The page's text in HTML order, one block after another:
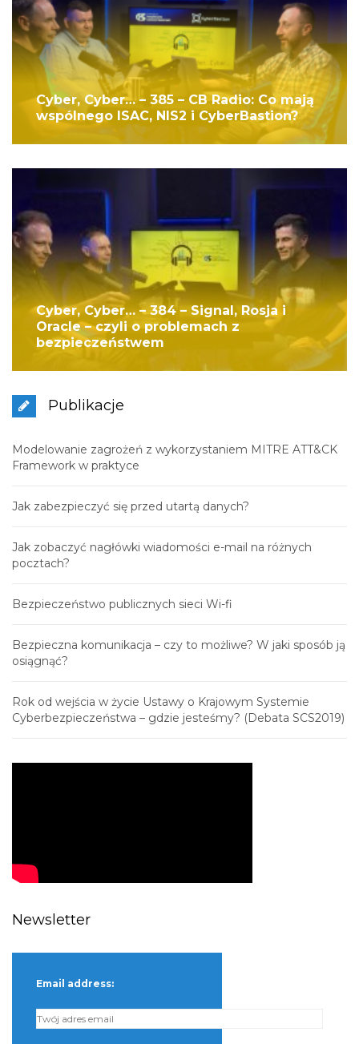
Cyber, Cyber… – 385 – CB Radio: Co mają
wspólnego ISAC, NIS2 i CyberBastion?
Cyber, Cyber… – 384 – Signal, Rosja i
Oracle – czyli o problemach z
bezpieczeństwem
Publikacje
Modelowanie zagrożeń z wykorzystaniem MITRE ATT&CK
Framework w praktyce
Jak zabezpieczyć się przed utartą danych?
Jak zobaczyć nagłówki wiadomości e-mail na różnych
pocztach?
Bezpieczeństwo publicznych sieci Wi-fi
Bezpieczna komunikacja – czy to możliwe? W jaki sposób ją
osiągnąć?
Rok od wejścia w życie Ustawy o Krajowym Systemie
Cyberbezpieczeństwa – gdzie jesteśmy? (Debata SCS2019)
Newsletter
Email address: